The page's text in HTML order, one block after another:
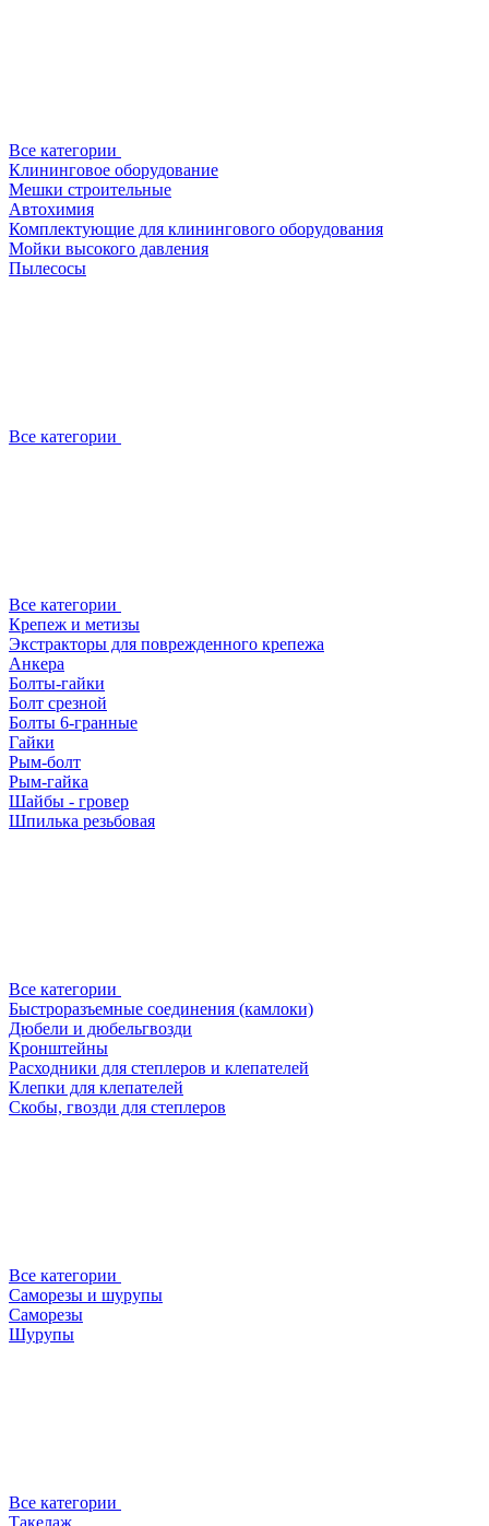
Все категории
Клининговое оборудование
Мешки строительные
Автохимия
Комплектующие для клинингового оборудования
Мойки высокого давления
Пылесосы
Все категории
Все категории
Крепеж и метизы
Экстракторы для поврежденного крепежа
Анкера
Болты-гайки
Болт срезной
Болты 6-гранные
Гайки
Рым-болт
Рым-гайка
Шайбы - гровер
Шпилька резьбовая
Все категории
Быстроразъемные соединения (камлоки)
Дюбели и дюбельгвозди
Кронштейны
Расходники для степлеров и клепателей
Клепки для клепателей
Скобы, гвозди для степлеров
Все категории
Саморезы и шурупы
Саморезы
Шурупы
Все категории
Такелаж